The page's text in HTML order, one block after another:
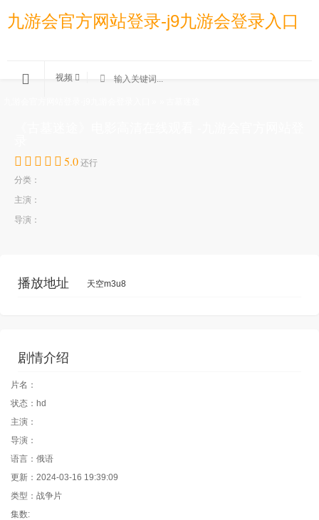
九游会官方网站登录-j9九游会登录入口
视频
5.0 还行
分类：
主演：
导演：
播放地址 天空m3u8
剧情介绍
片名：
状态：hd
主演：
导演：
语言：俄语
更新：2024-03-16 19:39:09
类型：战争片
集数: